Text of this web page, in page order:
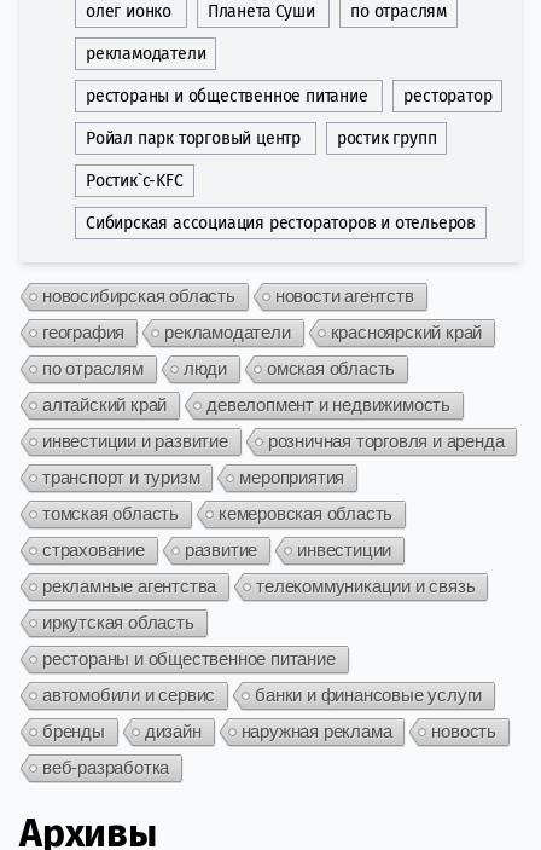
олег ионко Планета Суши по отраслям
рекламодатели
рестораны и общественное питание ресторатор
Ройал парк торговый центр ростик групп
Ростик`с-KFC
Сибирская ассоциация рестораторов и отельеров
новосибирская область
новости агентств
география
рекламодатели
красноярский край
по отраслям
люди
омская область
алтайский край
девелопмент и недвижимость
инвестиции и развитие
розничная торговля и аренда
транспорт и туризм
мероприятия
томская область
кемеровская область
страхование
развитие
инвестиции
рекламные агентства
телекоммуникации и связь
иркутская область
рестораны и общественное питание
автомобили и сервис
банки и финансовые услуги
бренды
дизайн наружная реклама
новость
веб-разработка
Архивы